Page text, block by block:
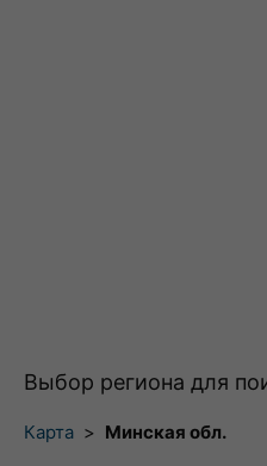
Выбор региона для
Карта > Минская обл.